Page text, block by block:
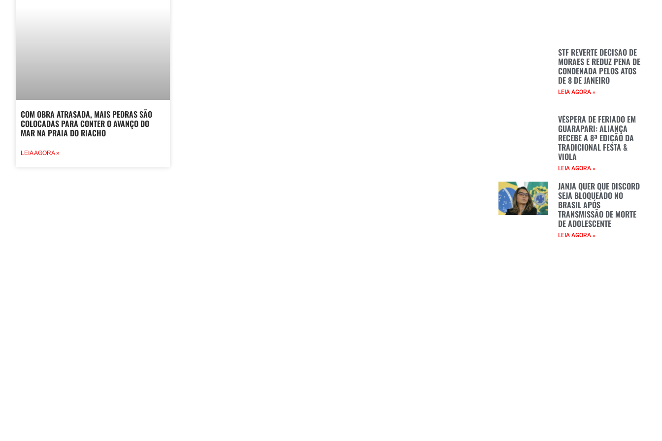
COM OBRA ATRASADA, MAIS PEDRAS SÃO
COLOCADAS PARA CONTER O AVANÇO DO
MAR NA PRAIA DO RIACHO
LEIA AGORA »
STF REVERTE DECISÃO DE
MORAES E REDUZ PENA DE
CONDENADA PELOS ATOS
DE 8 DE JANEIRO
LEIA AGORA »
VÉSPERA DE FERIADO EM
GUARAPARI: ALIANÇA
RECEBE A 8ª EDIÇÃO DA
TRADICIONAL FESTA &
VIOLA
LEIA AGORA »
JANJA QUER QUE DISCORD
SEJA BLOQUEADO NO
BRASIL APÓS
TRANSMISSÃO DE MORTE
DE ADOLESCENTE
LEIA AGORA »